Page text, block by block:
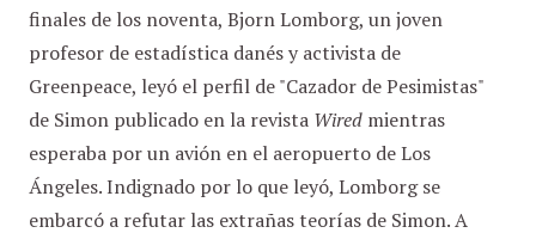
finales de los noventa, Bjorn Lomborg, un joven
profesor de estadística danés y activista de
Greenpeace, leyó el perfil de "Cazador de Pesimistas"
de Simon publicado en la revista Wired mientras
esperaba por un avión en el aeropuerto de Los
Ángeles. Indignado por lo que leyó, Lomborg se
embarcó a refutar las extrañas teorías de Simon. A